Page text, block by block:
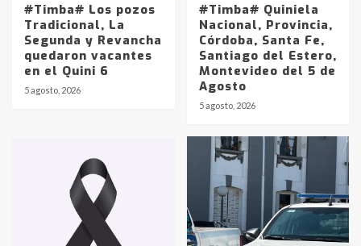
#Timba# Los pozos
Tradicional, La
Segunda y Revancha
quedaron vacantes
en el Quini 6
5 agosto, 2026
#Timba# Quiniela
Nacional, Provincia,
Córdoba, Santa Fe,
Santiago del Estero,
Montevideo del 5 de
Agosto
5 agosto, 2026
Identidad de los adolescentes
pampeanos que fueron
en la mañana del lunes
Accidente en Ruta 5: falleció un
joven de Trenque Lauquen